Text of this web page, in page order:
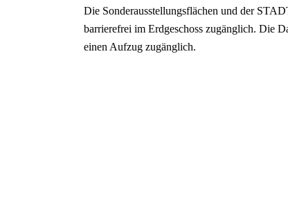
Die Sonderausstellungsflächen und der
barrierefrei im Erdgeschoss zugänglich. Die
einen Aufzug zugänglich.